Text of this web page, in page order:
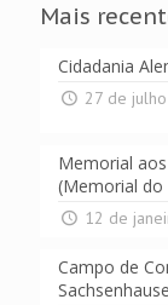
Mais
Cidadania
27 de
Memorial
(Memorial
12 de
Campo de